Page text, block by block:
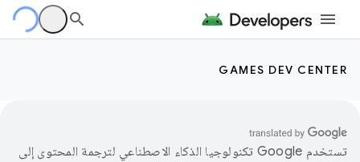
GAMES DEV CENTER
تستخدم Google تكنولوجيا الذكاء الاصطناعي لترجمة المحتوى إلى